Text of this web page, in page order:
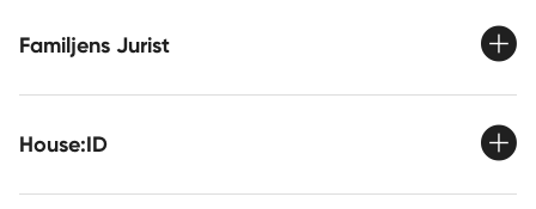
Familjens Jurist
House:ID